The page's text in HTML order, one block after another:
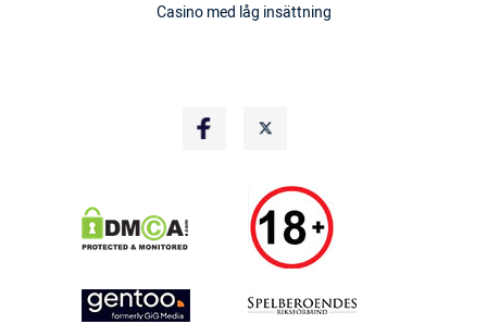
Casino med låg insättning